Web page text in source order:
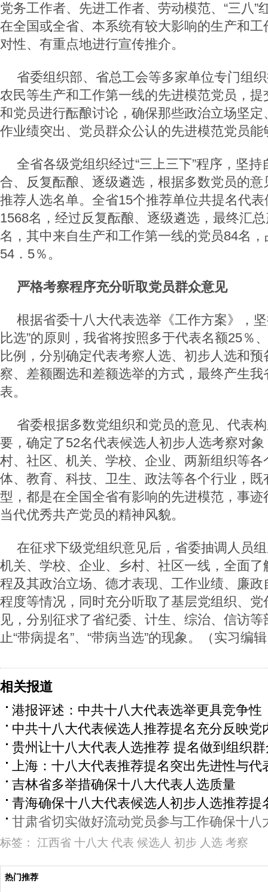
党务工作者、先进工作者、劳动模范、“三八”
在全国或全省、本系统有较大影响的生产和
对性、有重点地进行宣传推介。
省委组织部、省总工会等多家单位专门组
农民等生产和工作第一线的先进模范党员，
和党员进行酝酿讨论，确保那些政治立场坚
作业绩突出、党员群众公认的先进模范党员能
全省各级党组织经过“三上三下”程序，坚
合、反复酝酿、逐级遴选，根据多数党员的
推荐人选名单。全省15个推荐单位共提名代
1568名，经过反复酝酿、逐级遴选，最终汇
名，其中来自生产和工作第一线的党员84名
54．5％。
严格考察程序充分听取党员群众意见
根据省委十八大代表选举《工作方案》，
比选”的原则，我省将按照多于代表名额25％
比例，分别确定代表考察人选、初步人选和
察、差额圈选和差额选举的方式，最终产生
表。
省委根据多数党组织和党员的意见、代表
要，确定了52名代表候选人初步人选考察对
村、社区、机关、学校、企业、两新组织等
体、教育、科技、卫生、政法等各个行业，
型，都是在全国全省有影响的先进模范，事
当代优秀共产党员的精神风貌。
在征求下级党组织意见后，省委抽调人员
机关、学校、企业、乡村、社区一线，全面
程及其政治立场、德才表现、工作业绩、廉
程度等情况，同时充分听取了基层党组织、
见，分别征求了省纪委、计生、综治、信访
止“带病提名”、“带病当选”的现象。（实习编
相关报道
港报评述：中共十八大代表选举更具竞争性
中共十八大代表候选人推荐提名充分反映党
贵州让十八大代表人选推荐 提名做到组织群
上海：十八大代表推荐提名突出先进性与代
吉林省多举措确保十八大代表人选质量
青海确保十八大代表候选人初步人选推荐提
甘肃省切实做好流动党员参与工作确保十八
标签： 江西省 十八大 代表 候选人 初步 人选 考察
热门推荐